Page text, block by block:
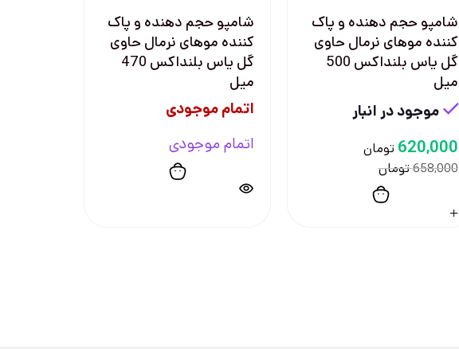
شامپو حجم دهنده و پاک
کننده موهای نرمال حاوی
گل یاس بلنداکس 500
میل
موجود در انبار
658,000تومان
620,000 تومان
شامپو حجم دهنده و پاک
کننده موهای نرمال حاوی
گل یاس بلنداکس 470
میل
اتمام موجودی
اتمام موجودی